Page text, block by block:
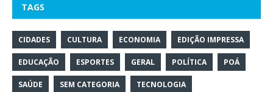
TAGS
CIDADES CULTURA ECONOMIA EDIÇÃO IMPRESSA
EDUCAÇÃO ESPORTES GERAL POLÍTICA POÁ
SAÚDE SEM CATEGORIA TECNOLOGIA